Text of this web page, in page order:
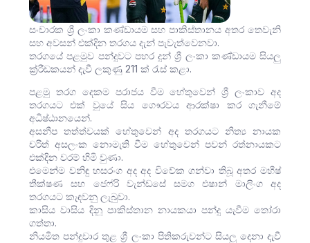
සංචාරක ශ්‍රී ලංකා කණ්ඩායම සහ පාකිස්තානය අතර තෙවැනි
සහ අවසන් එක්දින තරගය දැන් පැවැත්වෙනවා.
තරගයේ පළමුව පන්දුවට පහර දුන් ශ්‍රී ලංකා කණ්ඩායම සියලු
ක්‍ර්‍රීඩකයන් දැවී ලකුණු 211 ක් රැස් කළා.
පළමු තරග දෙකම පරාජය වීම හේතුවෙන් ශ්‍රී ලංකාව අද
තරගයට එක් වූයේ සිය ගෞරවය ආරක්ෂා කර ගැනීමේ
අධිෂ්ඨානයෙන්.
අසනීප තත්ත්වයක් හේතුවෙන් අද තරගයට නිත්‍ය නායක
චරිත් අසලංක නොමැති වීම හේතුවෙන් පවන් රත්නායකට
එක්දින වරම් හිමි වුණා.
එමෙන්ම වනිඳු හසරංග අද අද විවේක ගන්වා තිබූ අතර මහීෂ්
තීක්ෂණ සහ ජෙෆ්රි වැන්ඩසේ සමග එෂාන් මාලිංග අද
තරගයට කැඳවනු ලැබුවා.
කාසිය වාසිය දිනූ පාකිස්තාන නායකයා පන්දු යැවීම තෝරා
ගත්තා.
නියමිත පන්දුවාර තුළ ශ්‍රී ලංකා පිතිකරුවන්ට සියලු දෙනා දැවී